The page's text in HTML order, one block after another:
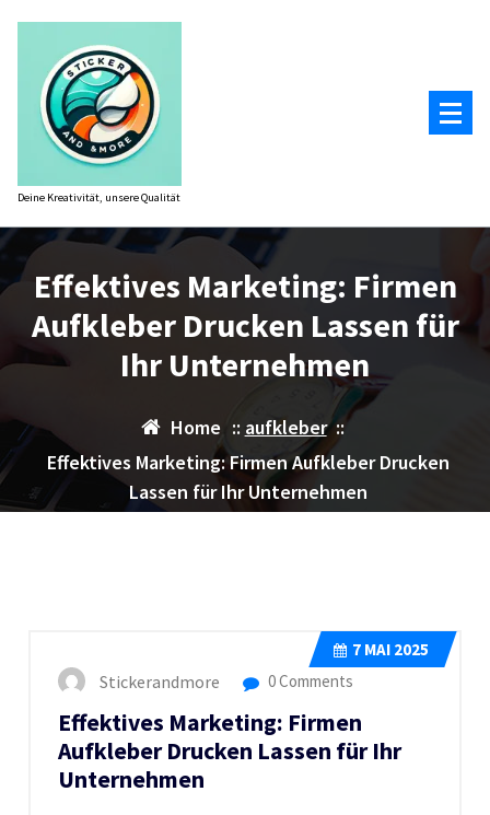
springen
Deine Kreativität, unsere Qualität
Effektives Marketing: Firmen
Aufkleber Drucken Lassen für
Ihr Unternehmen
Home :: aufkleber::
Effektives Marketing: Firmen Aufkleber Drucken
Lassen für Ihr Unternehmen
7 MAI 2025
Stickerandmore 0 Comments
Effektives Marketing: Firmen
Aufkleber Drucken Lassen für Ihr
Unternehmen